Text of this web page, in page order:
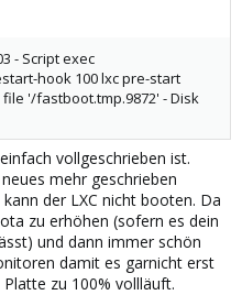
- Script exec
hook 100 lxc pre-start
'/fastboot.tmp.9872' - Disk
vollgeschrieben ist.
mehr geschrieben
der LXC nicht booten. Da
zu erhöhen (sofern es dein
und dann immer schön
damit es garnicht erst
zu 100% vollläuft.